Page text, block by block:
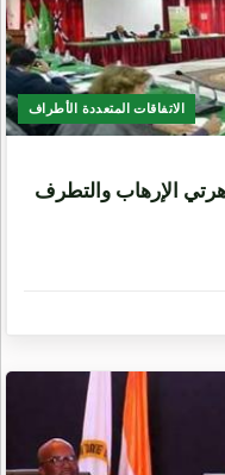
الاتفاقات المتعددة الأطراف
ﺍﻹﺭﻫﺎﺏ ﻭﺍﻟﺘﻄﺮﻑ